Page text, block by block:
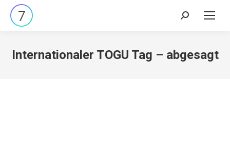
Search:
Internationaler TOGU Tag – abgesagt